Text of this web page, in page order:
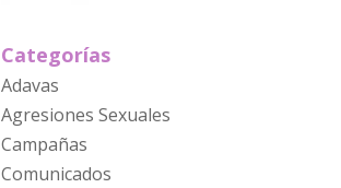
Categorías
Adavas
Agresiones Sexuales
Campañas
Comunicados